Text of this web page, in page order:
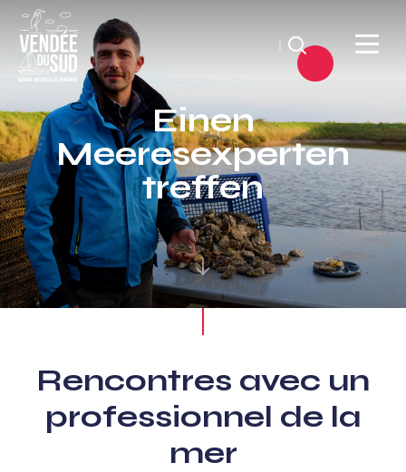
Vendée
Littoral
TourismusSüd
Vendée
Küste
Suchen
Einen
Meeresexperten
treffen
Rencontres avec un
professionnel de la
mer